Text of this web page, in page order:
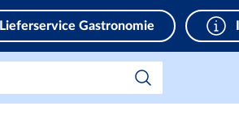
Lieferservice Gastronomie